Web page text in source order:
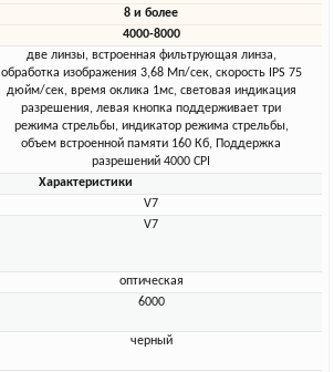
8 и более
4000-8000
две линзы, встроенная фильтрующая линза,
обработка изображения 3,68 Мп/сек, скорость IPS 75
дюйм/сек, время оклика 1мс, световая индикация
разрешения, левая кнопка поддерживает три
режима стрельбы, индикатор режима стрельбы,
объем встроенной памяти 160 Кб, Поддержка
разрешений 4000 CPI
Характеристики
V7
V7
оптическая
6000
черный